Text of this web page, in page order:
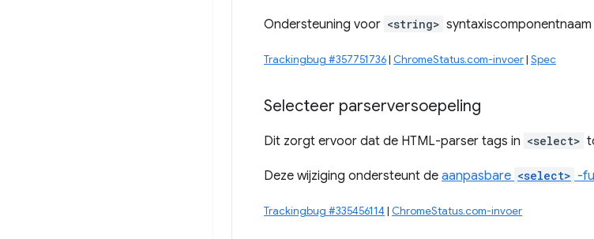
Ondersteuning voor <string>
Trackingbug #357751736| ChromeStatus.com-invoer| Spec
Selecteer parserversoepeling
Dit zorgt ervoor dat de HTML-parser tags in <select>
Deze wijziging ondersteunt de aanpasbare <select> -
Trackingbug #335456114 | ChromeStatus.com-invoer